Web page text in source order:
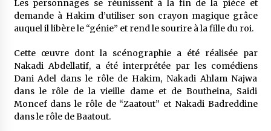
5 ans ago
Les personnages se réunissent à la fin de la pièce et
demande à Hakim d’utiliser son crayon magique grâce
auquel il libère le “génie” et rend le sourire à la fille du roi.
Cette œuvre dont la scénographie a été réalisée par
Nakadi Abdellatif, a été interprétée par les comédiens
Dani Adel dans le rôle de Hakim, Nakadi Ahlam Najwa
dans le rôle de la vieille dame et de Boutheina, Saidi
Moncef dans le rôle de “Zaatout” et Nakadi Badreddine
dans le rôle de Baatout.